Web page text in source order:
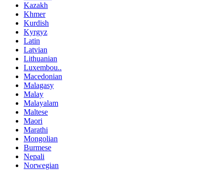
Kazakh
Khmer
Kurdish
Kyrgyz
Latin
Latvian
Lithuanian
Luxembou..
Macedonian
Malagasy
Malay
Malayalam
Maltese
Maori
Marathi
Mongolian
Burmese
Nepali
Norwegian